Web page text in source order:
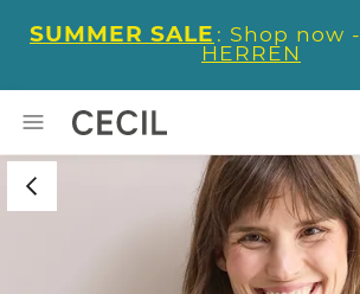
SUMMER SALE : Shop now -
HERREN